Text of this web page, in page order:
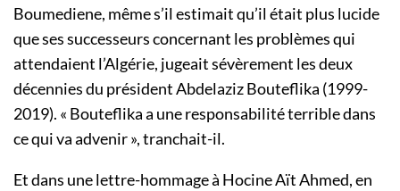
Boumediene, même s’il estimait qu’il était plus lucide
que ses successeurs concernant les problèmes qui
attendaient l’Algérie, jugeait sévèrement les deux
décennies du président Abdelaziz Bouteflika (1999-
2019). « Bouteflika a une responsabilité terrible dans
ce qui va advenir », tranchait-il.
Et dans une lettre-hommage à Hocine Aït Ahmed, en